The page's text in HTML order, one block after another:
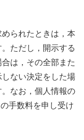
られたときは，本
ただし，開示する
は，その全部また
ない決定をした場
なお，個人情報の
手数料を申し受け